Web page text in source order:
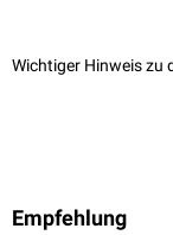
Wenn im Molekül
(OH-
Hydroxycarbonsäuren
Wichtiger Hinweis zu
Empfehlung